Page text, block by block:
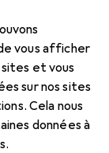
vous afficher
et vous
sur nos sites
Cela nous
données à